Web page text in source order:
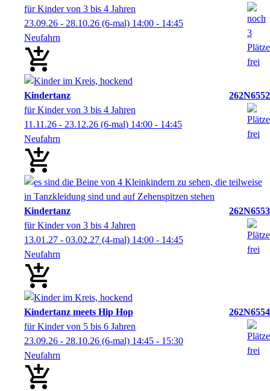
für Kinder von 3 bis 4 Jahren
23.09.26 - 28.10.26 (6-mal) 14:00 - 14:45
Neufahrn
Kindertanz
262N6552
für Kinder von 3 bis 4 Jahren
11.11.26 - 23.12.26 (6-mal) 14:00 - 14:45
Neufahrn
Kindertanz
262N6553
für Kinder von 3 bis 4 Jahren
13.01.27 - 03.02.27 (4-mal) 14:00 - 14:45
Neufahrn
Kindertanz meets Hip Hop
262N6554
für Kinder von 5 bis 6 Jahren
23.09.26 - 28.10.26 (6-mal) 14:45 - 15:30
Neufahrn